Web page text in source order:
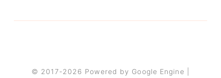
© 2017-2026 Powered by Google Engine |